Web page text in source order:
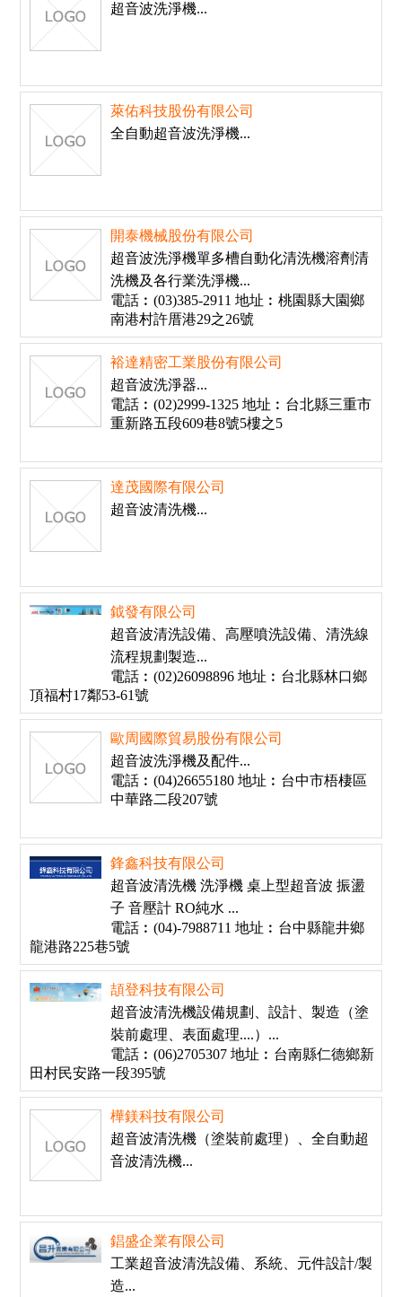
超音波洗淨機...
萊佑科技股份有限公司
全自動超音波洗淨機...
開泰機械股份有限公司
超音波洗淨機單多槽自動化清洗機溶劑清
洗機及各行業洗淨機...
電話︰(03)385-2911 地址︰桃園縣大園鄉
南港村許厝港29之26號
裕達精密工業股份有限公司
超音波洗淨器...
電話︰(02)2999-1325 地址︰台北縣三重市
重新路五段609巷8號5樓之5
達茂國際有限公司
超音波清洗機...
鉞發有限公司
超音波清洗設備、高壓噴洗設備、清洗線
流程規劃製造...
電話︰(02)26098896 地址︰台北縣林口鄉
頂福村17鄰53-61號
歐周國際貿易股份有限公司
超音波洗淨機及配件...
電話︰(04)26655180 地址︰台中市梧棲區
中華路二段207號
鋒鑫科技有限公司
超音波清洗機 洗淨機 桌上型超音波 振盪
子 音壓計 RO純水 ...
電話︰(04)-7988711 地址︰台中縣龍井鄉
龍港路225巷5號
頡登科技有限公司
超音波清洗機設備規劃、設計、製造（塗
裝前處理、表面處理....）...
電話︰(06)2705307 地址︰台南縣仁德鄉新
田村民安路一段395號
樺鎂科技有限公司
超音波清洗機（塗裝前處理）、全自動超
音波清洗機...
錩盛企業有限公司
工業超音波清洗設備、系統、元件設計/製
造...